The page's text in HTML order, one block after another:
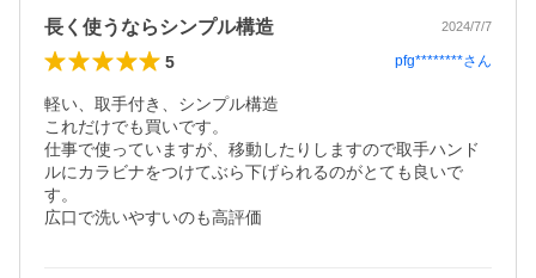
長く使うならシンプル構造 2024/7/7
5 pfg********さん
軽い、取手付き、シンプル構造
これだけでも買いです。
仕事で使っていますが、移動したりしますので取手ハンド
ルにカラビナをつけてぶら下げられるのがとても良いで
す。
広口で洗いやすいのも高評価